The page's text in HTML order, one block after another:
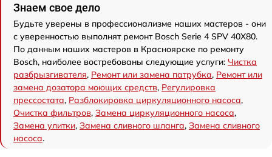
Знаем свое дело
Будьте уверены в профессионализме наших мастеров - они
с уверенностью выполнят ремонт Bosch Serie 4 SPV 40X80.
По данным наших мастеров в Красноярске по ремонту
Bosch, наиболее востребованы следующие услуги: Чистка
разбрызгивателя, Ремонт или замена патрубка, Ремонт или
замена дозатора моющих средств, Регулировка
прессостата, Разблокировка циркуляционного насоса,
Очистка фильтров, Замена циркуляционного насоса,
Замена улитки, Замена сливного шланга, Замена сливного
насоса.